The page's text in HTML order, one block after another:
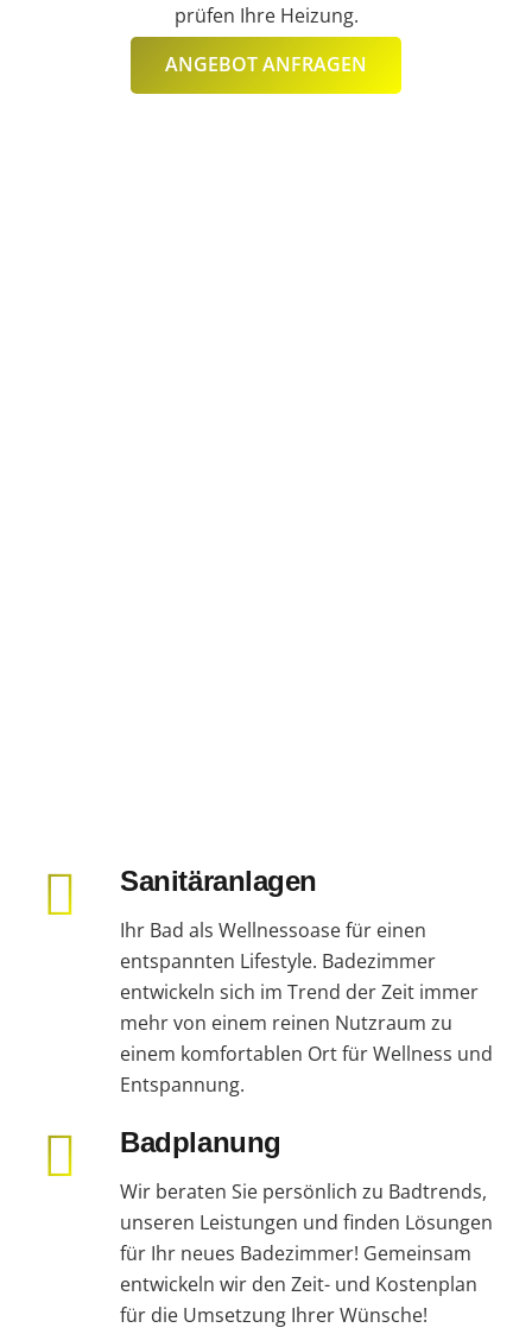
prüfen Ihre Heizung.
ANGEBOT ANFRAGEN
Sanitäranlagen
Ihr Bad als Wellnessoase für einen
entspannten Lifestyle. Badezimmer
entwickeln sich im Trend der Zeit immer
mehr von einem reinen Nutzraum zu
einem komfortablen Ort für Wellness und
Entspannung.
Badplanung
Wir beraten Sie persönlich zu Badtrends,
unseren Leistungen und finden Lösungen
für Ihr neues Badezimmer! Gemeinsam
entwickeln wir den Zeit- und Kostenplan
für die Umsetzung Ihrer Wünsche!